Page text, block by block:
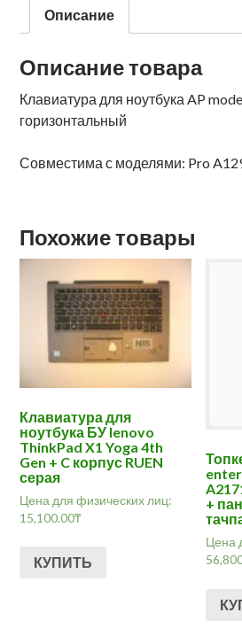
Описание
Описание товара
Клавиатура для ноутбука AP
горизонтальный
Совместима с моделями: Pro
Похожие товары
Клавиатура для
ноутбука БУ lenovo
ThinkPad X1 Yoga 4th
Gen + C корпус RUEN
серая
Цена для физических лиц:
15,100.00₸
КУПИТЬ
+
Цена